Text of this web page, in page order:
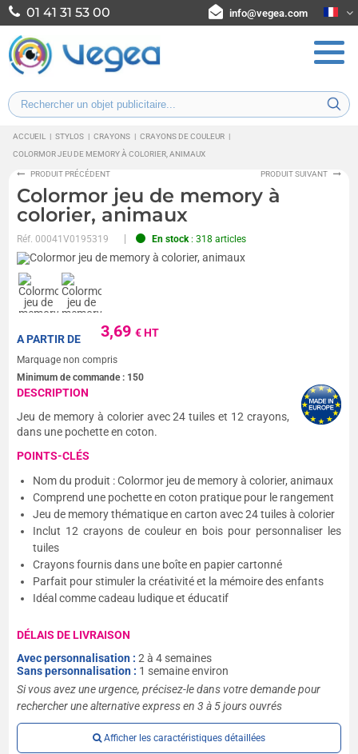
01 41 31 53 00 info@vegea.com
ACCUEIL | STYLOS | CRAYONS | CRAYONS DE COULEUR |
COLORMOR JEU DE MEMORY À COLORIER, ANIMAUX
PRODUIT PRÉCÉDENT PRODUIT SUIVANT
Colormor jeu de memory à
colorier, animaux
Réf.00041V0195319 En stock: 318 articles
3,69€ HT
A PARTIR DE
Marquage non compris
Minimum de commande : 150
DESCRIPTION
Jeu de memory à colorier avec 24 tuiles et 12 crayons,
dans une pochette en coton.
POINTS-CLÉS
Nom du produit : Colormor jeu de memory à colorier, animaux
Comprend une pochette en coton pratique pour le rangement
Jeu de memory thématique en carton avec 24 tuiles à colorier
Inclut 12 crayons de couleur en bois pour personnaliser les
tuiles
Crayons fournis dans une boîte en papier cartonné
Parfait pour stimuler la créativité et la mémoire des enfants
Idéal comme cadeau ludique et éducatif
DÉLAIS DE LIVRAISON
Avec personnalisation :2 à 4 semaines
Sans personnalisation : 1 semaine environ
Si vous avez une urgence, précisez-le dans votre demande pour
rechercher une alternative express en 3 à 5 jours ouvrés
Afficher les caractéristiques détaillées